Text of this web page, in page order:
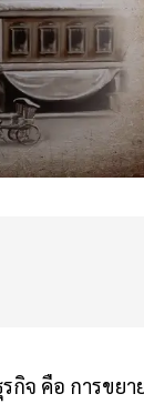
กิจ คือ การขย